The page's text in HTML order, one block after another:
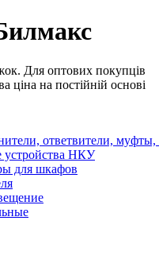
Для оптових покупців
ціна на постійній основі
ответвители, муфты,
устройства НКУ
для шкафов